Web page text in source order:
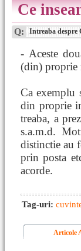
Ce
Q: Intreaba despre
- Aceste
(din) proprie
Ca exemplu
din proprie
treaba, a
s.a.m.d.
distinctie au
prin posta
acorde.
Tag-uri:
Articole